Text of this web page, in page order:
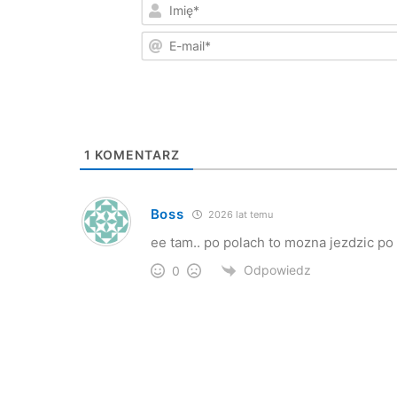
1 KOMENTARZ
Boss 2026 lat temu
ee tam.. po polach to mozna jezdzic
0 Odpowiedz